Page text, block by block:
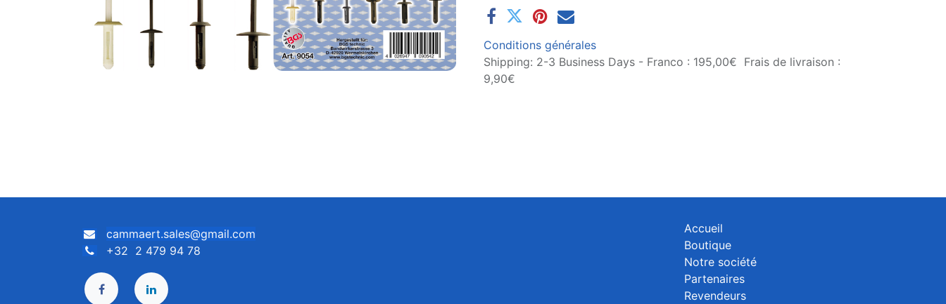
Conditions générales
Shipping: 2-3 Business Days - Franco : 195,00€ Frais de livraison :
9,90€
cammaert.sales@gmail.com
+32 2 479 94 78
Accueil
Boutique
Notre société
Partenaires
Revendeurs